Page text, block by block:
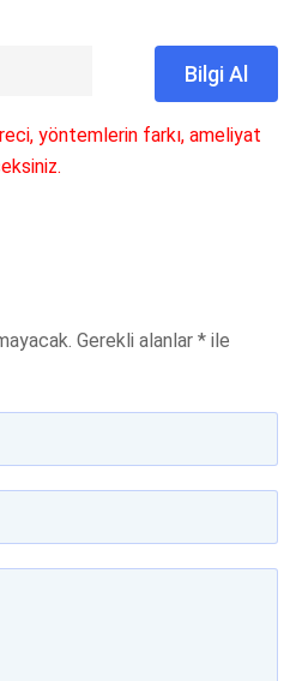
yöntemlerin farkı, ameliyat
Gerekli alanlar * ile